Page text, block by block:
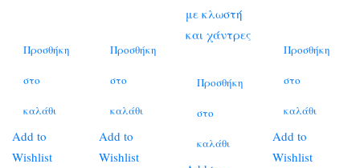
Προσθήκη
στο
καλάθι
Add to
Wishlist
Προσθήκη
στο
καλάθι
Add to
Wishlist
Προσθήκη
στο
καλάθι
Προσθήκη
στο
καλάθι
Add to
Wishlist